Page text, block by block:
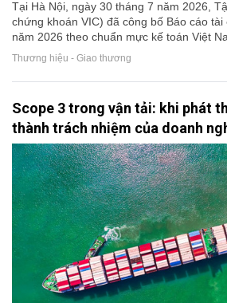
Tại Hà Nội, ngày 30 tháng 7 năm 2026,
chứng khoán VIC) đã công bố Báo cáo
năm 2026 theo chuẩn mực kế toán Việt
Thương hiệu - Giao thương
Scope 3 trong vận tải: khi phát
thành trách nhiệm của doanh